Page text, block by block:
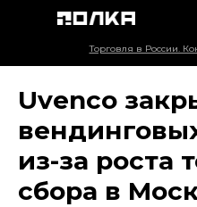
Торговля в России.
Uvenco
из-за роста
сбора в